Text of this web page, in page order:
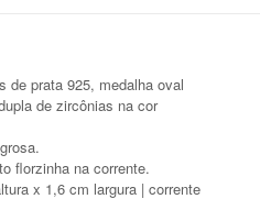
de prata 925, medalha oval
de zircônias na cor
florzinha na corrente.
x 1,6 cm largura | corrente